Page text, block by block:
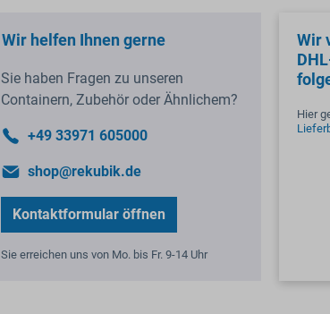
Wir helfen Ihnen gerne
Sie haben Fragen zu unseren
Containern, Zubehör oder Ähnlichem?
+49 33971 605000
shop@rekubik.de
Kontaktformular öffnen
Sie erreichen uns von Mo. bis Fr. 9-14 Uhr
Wir
Hier